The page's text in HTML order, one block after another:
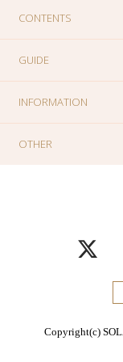
CONTENTS
GUIDE
INFORMATION
OTHER
Copyright(c)